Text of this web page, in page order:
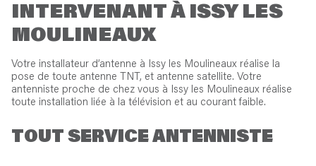
INTERVENANT À ISSY LES
MOULINEAUX
Votre installateur d’antenne à Issy les Moulineaux réalise la
pose de toute antenne TNT, et antenne satellite. Votre
antenniste proche de chez vous à Issy les Moulineaux réalise
toute installation liée à la télévision et au courant faible.
TOUT SERVICE ANTENNISTE